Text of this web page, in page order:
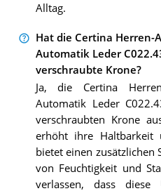
Alltag.
Hat die Certina Herren-
Automatik Leder
verschraubte Krone?
Ja, die Certina
Automatik Leder
verschraubten Krone
erhöht ihre Haltbarkeit
bietet einen zusätzlichen
von Feuchtigkeit und
verlassen, dass diese